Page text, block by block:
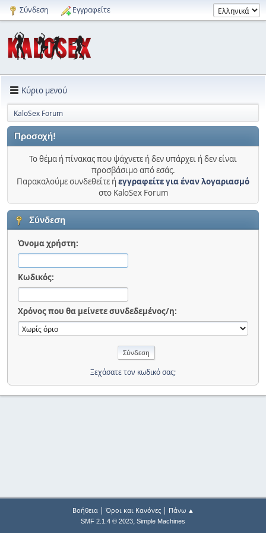
Σύνδεση Εγγραφείτε
Κύριο μενού
KaloSex Forum
Προσοχή!
Το θέμα ή πίνακας που ψάχνετε ή δεν υπάρχει ή δεν είναι
προσβάσιμο από εσάς.
Παρακαλούμε συνδεθείτε ήεγγραφείτε για έναν λογαριασμό
στο KaloSex Forum
Σύνδεση
Όνομα χρήστη:
Κωδικός:
Χρόνος που θα μείνετε συνδεδεμένος/η:
Ξεχάσατε τον κωδικό σας;
Βοήθεια| Όροι και Κανόνες| Πάνω ▲
SMF 2.1.4 © 2023, Simple Machines